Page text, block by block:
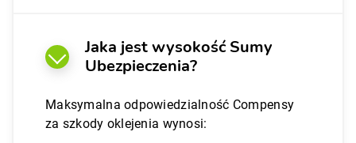
Jaka jest wysokość Sumy
Ubezpieczenia?
Maksymalna odpowiedzialność Compensy
za szkody oklejenia wynosi: